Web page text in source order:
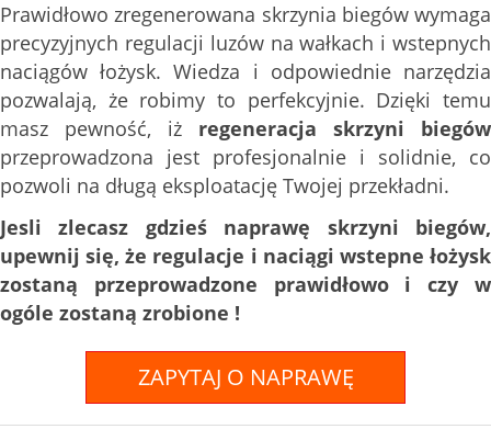
Prawidłowo zregenerowana skrzynia biegów wymaga
precyzyjnych regulacji luzów na wałkach i wstepnych
naciągów łożysk. Wiedza i odpowiednie narzędzia
pozwalają, że robimy to perfekcyjnie. Dzięki temu
masz pewność, iż regeneracja skrzyni biegów
przeprowadzona jest profesjonalnie i solidnie, co
pozwoli na długą eksploatację Twojej przekładni.
Jesli zlecasz gdzieś naprawę skrzyni biegów,
upewnij się, że regulacje i naciągi wstepne łożysk
zostaną przeprowadzone prawidłowo i czy w
ogóle zostaną zrobione !
ZAPYTAJ O NAPRAWĘ